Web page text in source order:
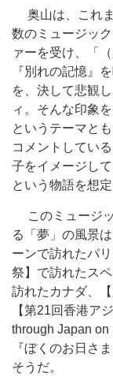
奥山は、これま
数のミュージッ
ァーを受け、「
『別れの記憶』
を、決して悲観
ィ。そんな印象
というテーマと
コメントしてい
子をイメージし
という物語を想定
このミュージッ
る「夢」の風景
ーンで訪れたパ
祭】で訪れたス
訪れたカナダ、
【第21回香港ア
through Japan on
『ぼくのお日さ
そうだ。